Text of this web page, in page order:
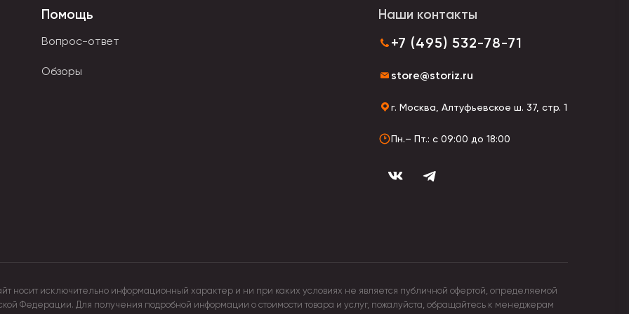
собрать волосы в красивый пучок или конский хвост. Она может быть выполнена из обычной бельевой
Объемные с интересным декором резинки создают стильный романтичный образ.
дорогостоящем наращивании. Съемные локоны крепятся на волосы с помощью заколок, ленты, зажимов.
Помощь
Вопрос-ответ
Обзоры
Наши контакты
+7 (495) 532-78-71
store@storiz.ru
г. Москва, Алтуфьевское ш. 37, стр. 1
Пн.– Пт.: с 09:00 до 18:00
носит исключительно информационный характер и ни при каких условиях не является публичной офертой, определяемой
Федерации. Для получения подробной информации о стоимости товара и услуг, пожалуйста, обращайтесь к менеджерам